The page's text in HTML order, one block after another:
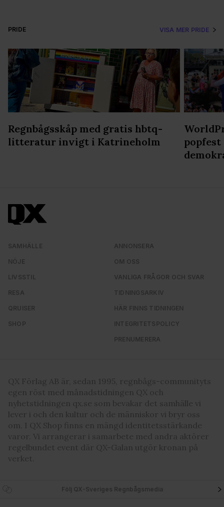
PRIDE VISA MER PRIDE
Regnbågsskåp med gratis hbtq-
litteratur invigt i Katrineholm
SAMHÄLLE
NÖJE
LIVSSTIL
RESA
QRUISER
SHOP
ANNONSERA
OM OSS
VANLIGA FRÅGOR OCH SVAR
TIDNINGSARKIV
HÄR FINNS TIDNINGEN
INTEGRITETSPOLICY
PRENUMERERA
QX Förlag AB är, sedan 1995, regnbågs-communityts
egen röst med månadstidningen QX och
nyhetstidningen qx.se som bevakar det samhälle vi
lever i och den kultur och de människor vi bryr oss
om. I QX Shop finns en mängd identitetsstärkande
varor. Vi arrangerar i samarbete med andra aktörer
regelbundet event där QX-Galan utgör kronan på
verket.
Följ QX-Sveriges Regnbågsmedia